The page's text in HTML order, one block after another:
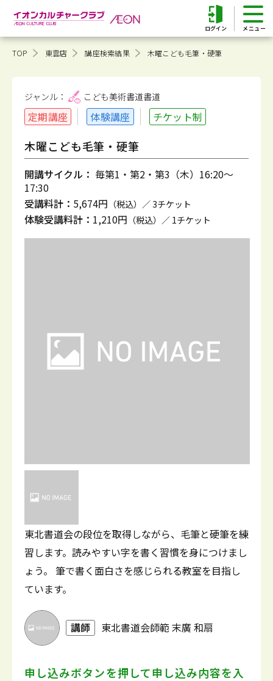
ログイン
TOP 東雲店 講座検索結果 木曜こども毛筆・硬筆
ジャンル： こども美術書道書道
定期講座 体験講座 チケット制
木曜こども毛筆・硬筆
開講サイクル： 毎第1・第2・第3（木）16:20～
17:30
受講料計： 5,674円 （税込）／ 3チケット
体験受講料計： 1,210円 （税込）／ 1チケット
東北書道会の段位を取得しながら、毛筆と硬筆を練
習します。読みやすい字を書く習慣を身につけまし
ょう。 筆で書く面白さを感じられる教室を目指し
ています。
講師 東北書道会師範 末廣 和扇
申し込みボタンを押して申し込み内容を入